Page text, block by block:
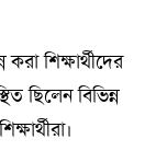
শিক্ষার্থীদের
ছিলেন বিভিন্ন